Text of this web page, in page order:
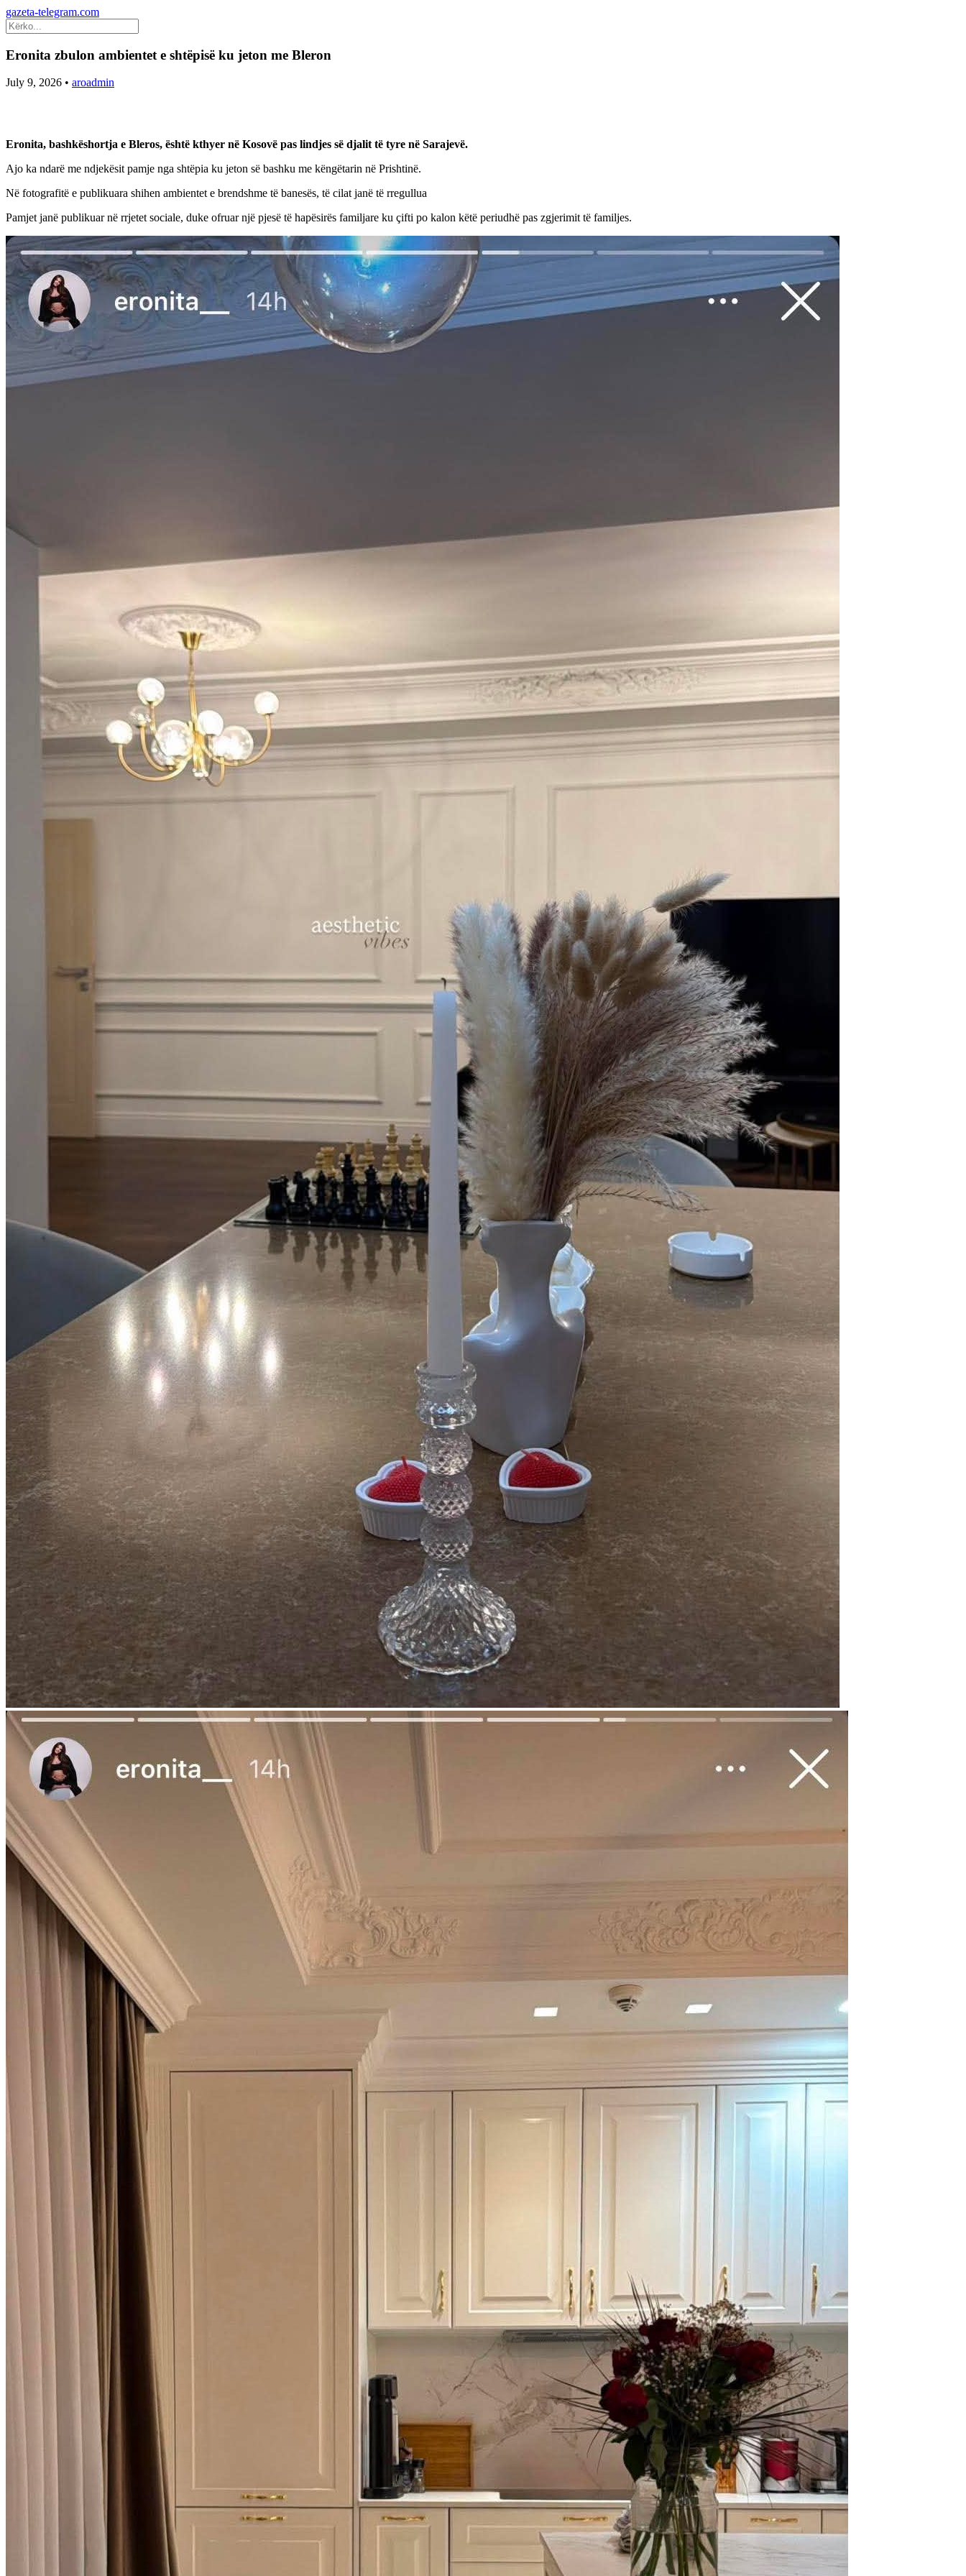
gazeta-telegram.com
Eronita zbulon ambientet e shtëpisë ku jeton me Bleron
July 9, 2026 • aroadmin
Eronita, bashkëshortja e Bleros, është kthyer në Kosovë pas lindjes së djalit të tyre në Sarajevë.
Ajo ka ndarë me ndjekësit pamje nga shtëpia ku jeton së bashku me këngëtarin në Prishtinë.
Në fotografitë e publikuara shihen ambientet e brendshme të banesës, të cilat janë të rregullua
Pamjet janë publikuar në rrjetet sociale, duke ofruar një pjesë të hapësirës familjare ku çifti po kalon këtë periudhë pas zgjerimit të familjes.